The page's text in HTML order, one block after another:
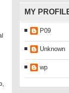
MY
P09
Unknown
wp